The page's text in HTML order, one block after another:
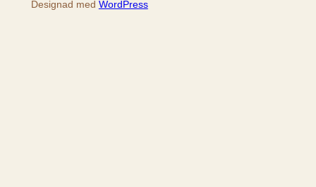
Designad med WordPress